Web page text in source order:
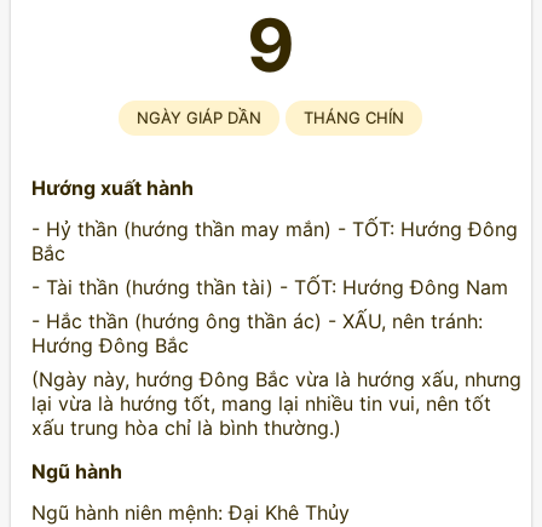
9
NGÀY GIÁP DẦN THÁNG CHÍN
Hướng xuất hành
- Hỷ thần (hướng thần may mắn) - TỐT: Hướng Đông
Bắc
- Tài thần (hướng thần tài) - TỐT: Hướng Đông Nam
- Hắc thần (hướng ông thần ác) - XẤU, nên tránh:
Hướng Đông Bắc
(Ngày này, hướng Đông Bắc vừa là hướng xấu, nhưng
lại vừa là hướng tốt, mang lại nhiều tin vui, nên tốt
xấu trung hòa chỉ là bình thường.)
Ngũ hành
Ngũ hành niên mệnh: Đại Khê Thủy